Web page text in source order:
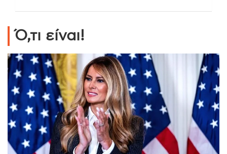
Ό,τι είναι!